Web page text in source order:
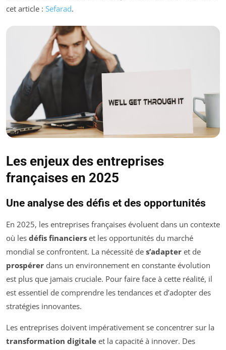
cet article : Sefarad.
Les enjeux des entreprises
françaises en 2025
Une analyse des défis et des opportunités
En 2025, les entreprises françaises évoluent dans un contexte
où les défis financiers et les opportunités du marché
mondial se confrontent. La nécessité de s’adapter et de
prospérer dans un environnement en constante évolution
est plus que jamais cruciale. Pour faire face à cette réalité, il
est essentiel de comprendre les tendances et d’adopter des
stratégies innovantes.
Les entreprises doivent impérativement se concentrer sur la
transformation digitale et la capacité à innover. Des